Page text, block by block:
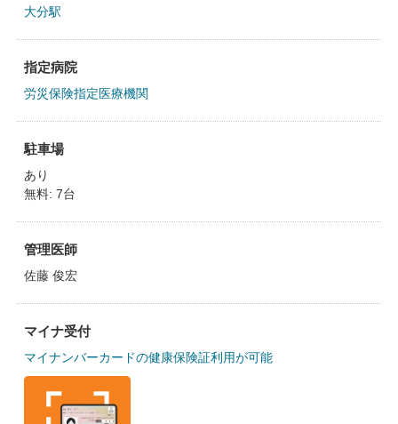
大分駅
指定病院
労災保険指定医療機関
駐車場
あり
無料: 7台
管理医師
佐藤 俊宏
マイナ受付
マイナンバーカードの健康保険証利用が可能